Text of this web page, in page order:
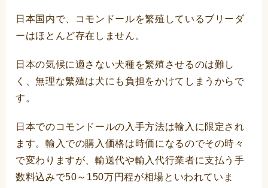
日本国内で、コモンドールを繁殖しているブリーダ
ーはほとんど存在しません。
日本の気候に適さない犬種を繁殖させるのは難し
く、無理な繁殖は犬にも負担をかけてしまうからで
す。
日本でのコモンドールの入手方法は輸入に限定され
ます。輸入での購入価格は時価になるのでその時々
で変わりますが、輸送代や輸入代行業者に支払う手
数料込みで50～150万円程が相場といわれていま